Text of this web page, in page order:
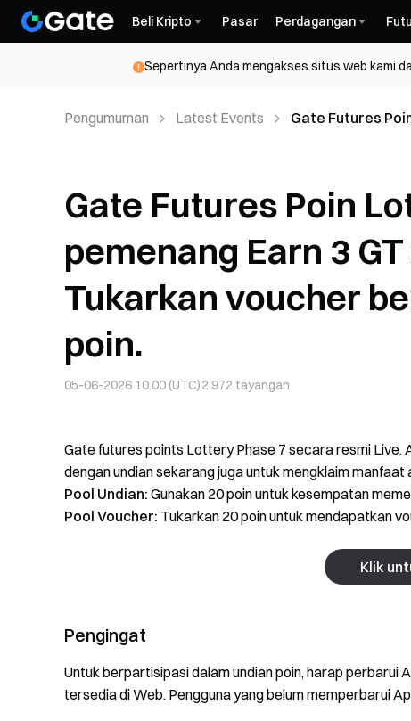
Beli Kripto Pasar Perdagangan
Sepertinya Anda mengakses situs web kami
Pengumuman Latest Events
Gate Futures
Gate Futures Poin
pemenang Earn 3
Tukarkan voucher
poin.
05-06-2026 10.00 (UTC)2.972 tayangan
Gate futures points Lottery Phase 7 secara resmi Live.
dengan undian sekarang juga untuk mengklaim manfaat
Pool Undian: Gunakan 20 poin untuk kesempatan
Pool Voucher: Tukarkan 20 poin untuk mendapatkan
Klik
Pengingat
Untuk berpartisipasi dalam undian poin, harap perbarui
tersedia di Web. Pengguna yang belum memperbarui